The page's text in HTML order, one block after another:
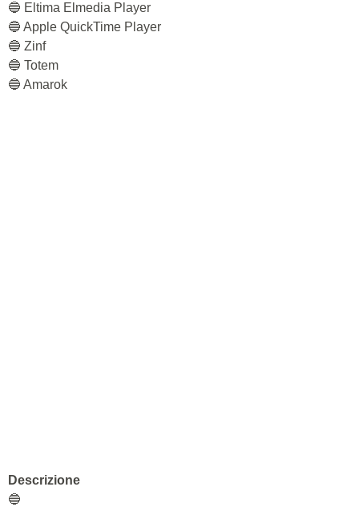
🔵 Eltima Elmedia Player
🔵 Apple QuickTime Player
🔵 Zinf
🔵 Totem
🔵 Amarok
Descrizione
🔵